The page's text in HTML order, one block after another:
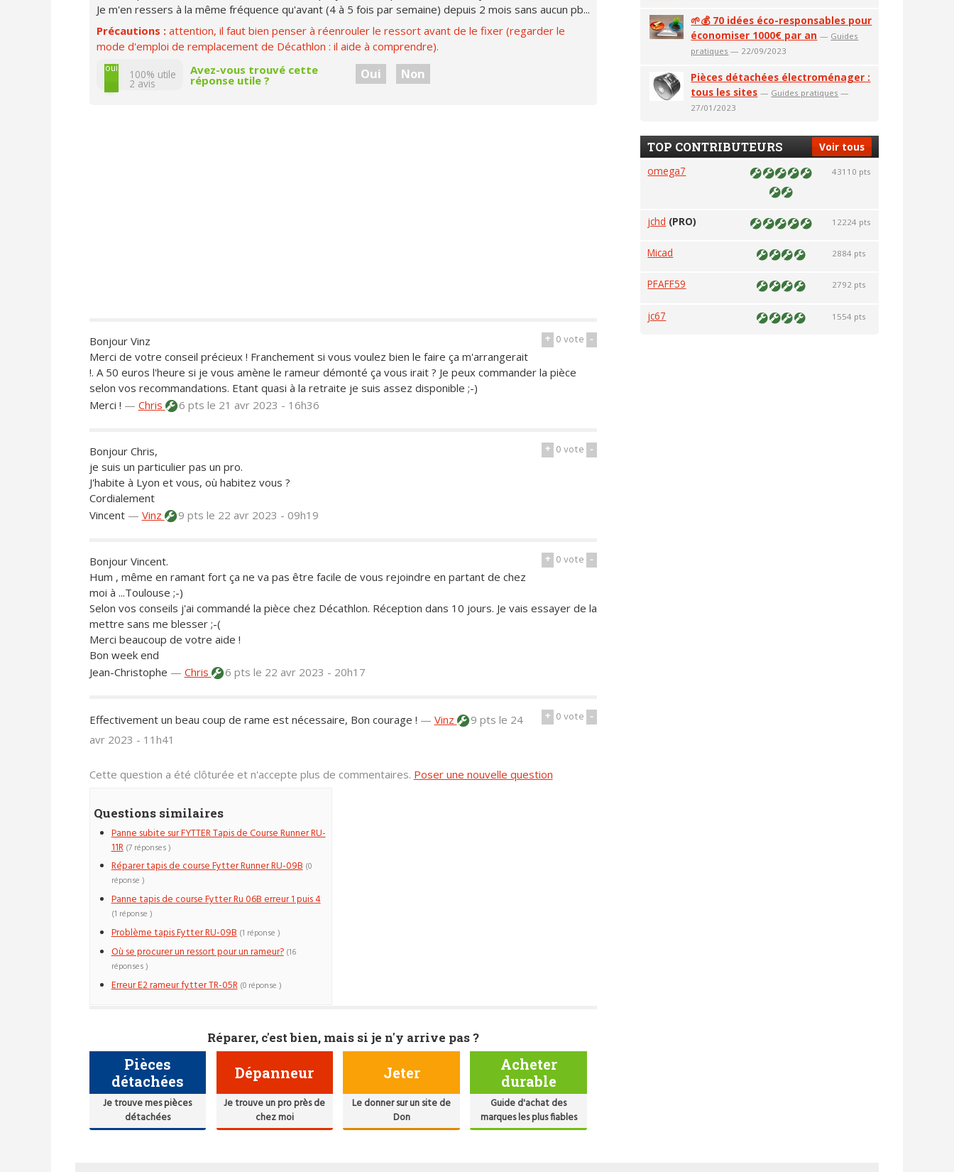
Je m'en ressers à la même fréquence qu'avant (4 à 5 fois par semaine) depuis 2 mois sans aucun pb...
Précautions : attention, il faut bien penser à réenrouler le ressort avant de le fixer (regarder le
mode d'emploi de remplacement de Décathlon : il aide à comprendre).
non
oui 100% utile
2 avis
Avez-vous trouvé cette
réponse utile ? Oui Non
+ 0vote -
Bonjour Vinz
Merci de votre conseil précieux ! Franchement si vous voulez bien le faire ça m'arrangerait
!. A 50 euros l'heure si je vous amène le rameur démonté ça vous irait ? Je peux commander la pièce
selon vos recommandations. Etant quasi à la retraite je suis assez disponible ;-)
Merci ! — Chris 6 pts le 21 avr 2023 - 16h36
+ 0vote -
Bonjour Chris,
je suis un particulier pas un pro.
J'habite à Lyon et vous, où habitez vous ?
Cordialement
Vincent — Vinz 9 pts le 22 avr 2023 - 09h19
+ 0vote -
Bonjour Vincent.
Hum , même en ramant fort ça ne va pas être facile de vous rejoindre en partant de chez
moi à ...Toulouse ;-)
Selon vos conseils j'ai commandé la pièce chez Décathlon. Réception dans 10 jours. Je vais essayer de la
mettre sans me blesser ;-(
Merci beaucoup de votre aide !
Bon week end
Jean-Christophe — Chris 6 pts le 22 avr 2023 - 20h17
+ 0vote -
Effectivement un beau coup de rame est nécessaire, Bon courage ! — Vinz 9 pts le 24
avr 2023 - 11h41
Cette question a été clôturée et n'accepte plus de commentaires. Poser une nouvelle question
Questions similaires
Panne subite sur FYTTER Tapis de Course Runner RU-
11R (7 réponses )
Réparer tapis de course Fytter Runner RU-09B (0
réponse )
Panne tapis de course Fytter Ru 06B erreur 1 puis 4
(1 réponse )
Problème tapis Fytter RU-09B (1 réponse )
Où se procurer un ressort pour un rameur? (16
réponses )
Erreur E2 rameur fytter TR-05R (0 réponse )
Réparer, c'est bien, mais si je n'y arrive pas ?
Pièces
détachées
Je trouve mes pièces
détachées
Dépanneur
Je trouve un pro près de
chez moi
Jeter
Le donner sur un site de
Don
Acheter
durable
Guide d'achat des
marques les plus fiables
🌱💰 70 idées éco-responsables pour
économiser 1000€ par an — Guides
pratiques — 22/09/2023
Pièces détachées électroménager :
tous les sites — Guides pratiques —
27/01/2023
Voir tous
TOP CONTRIBUTEURS
omega7 43110 pts
jchd (PRO) 12224 pts
Micad 2884 pts
PFAFF59 2792 pts
jc67 1554 pts